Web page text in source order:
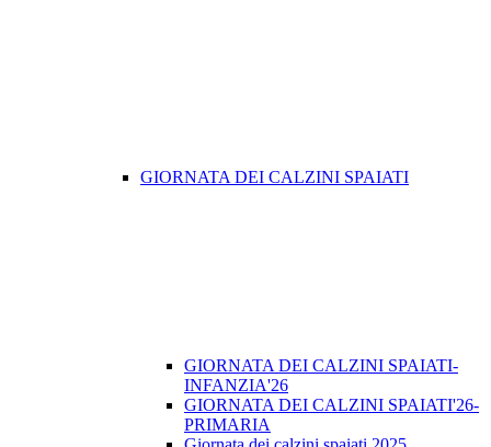
GIORNATA DEI CALZINI SPAIATI
GIORNATA DEI CALZINI SPAIATI-
INFANZIA'26
GIORNATA DEI CALZINI SPAIATI'26-
PRIMARIA